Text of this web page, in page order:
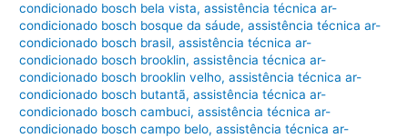
condicionado bosch bela vista,assistência técnica ar-
condicionado bosch bosque da sáude,assistência técnica ar-
condicionado bosch brasil,assistência técnica ar-
condicionado bosch brooklin,assistência técnica ar-
condicionado bosch brooklin velho,assistência técnica ar-
condicionado bosch butantã,assistência técnica ar-
condicionado bosch cambuci,assistência técnica ar-
condicionado bosch campo belo,assistência técnica ar-